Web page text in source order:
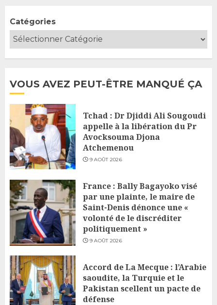
Catégories
VOUS AVEZ PEUT-ÊTRE MANQUÉ ÇA
Tchad : Dr Djiddi Ali Sougoudi
appelle à la libération du Pr
Avocksouma Djona
Atchemenou
9 AOÛT 2026
France : Bally Bagayoko visé
par une plainte, le maire de
Saint-Denis dénonce une «
volonté de le discréditer
politiquement »
9 AOÛT 2026
Accord de La Mecque : l’Arabie
saoudite, la Turquie et le
Pakistan scellent un pacte de
défense